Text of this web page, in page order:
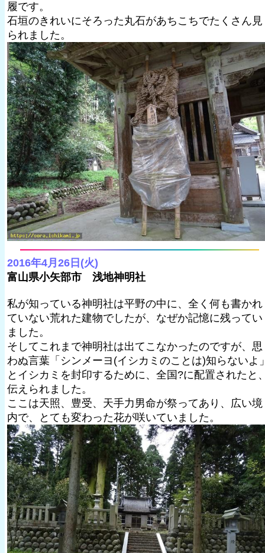
履です。
石垣のきれいにそろった丸石があちこちでたくさん見
られました。
2016年4月26日(火)
富山県小矢部市 浅地神明社
私が知っている神明社は平野の中に、全く何も書かれ
ていない荒れた建物でしたが、なぜか記憶に残ってい
ました。
そしてこれまで神明社は出てこなかったのですが、思
わぬ言葉「シンメーヨ(イシカミのことは)知らないよ
とイシカミを封印するために、全国?に配置されたと
伝えられました。
ここは天照、豊受、天手力男命が祭ってあり、広い境
内で、とても変わった花が咲いていました。